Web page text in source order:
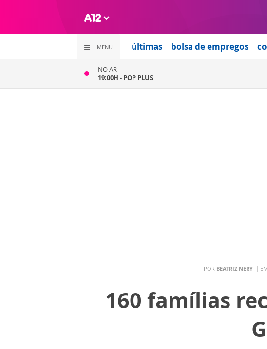
MENU últimas bolsa de empregos
NO AR
19:00H - POP PLUS
POR BEATRIZ NERY EM
160 famílias